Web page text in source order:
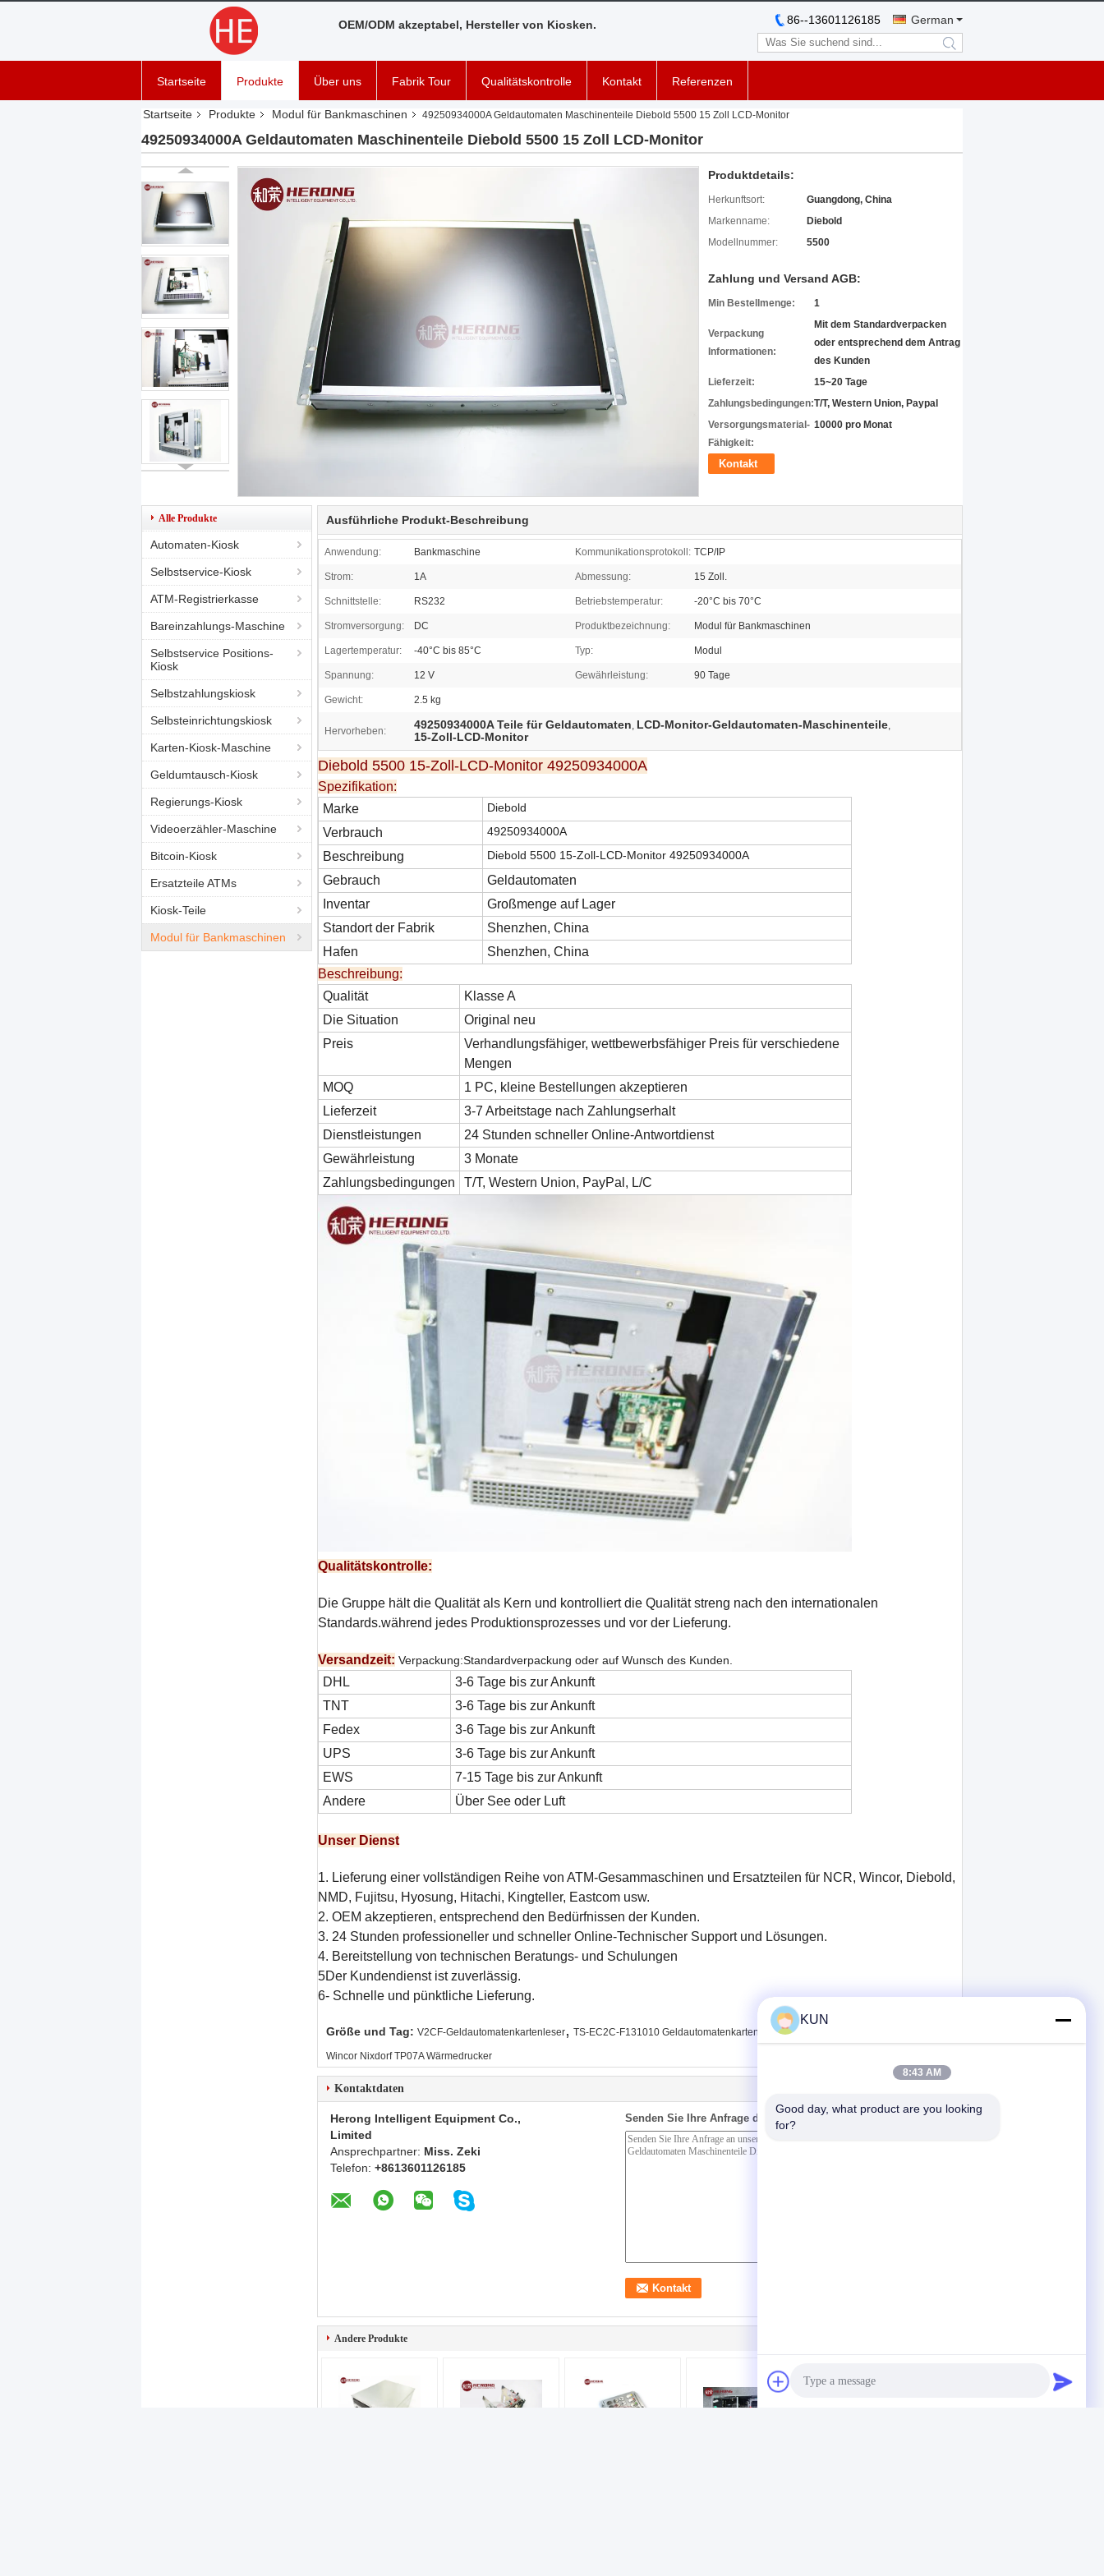
OEM/ODM akzeptabel, Hersteller von Kiosken. German
86--13601126185
search
Startseite Produkte Über uns Fabrik Tour Qualitätskontrolle Kontakt Referenzen
Startseite Produkte Modul für Bankmaschinen 49250934000A Geldautomaten Maschinenteile Diebold 5500 15 Zoll LCD-Monitor
49250934000A Geldautomaten Maschinenteile Diebold 5500 15 Zoll LCD-Monitor
Produktdetails:
Herkunftsort:
Guangdong, China
Markenname:
Diebold
Modellnummer:
5500
Zahlung und Versand AGB:
Min Bestellmenge: 1
Verpackung
Informationen:
Mit dem Standardverpacken
oder entsprechend dem Antrag
des Kunden
Lieferzeit:
15~20 Tage
Zahlungsbedingungen:T/T, Western Union, Paypal
Versorgungsmaterial-
Fähigkeit:
10000 pro Monat
Kontakt
Alle Produkte
Automaten-Kiosk
Selbstservice-Kiosk
ATM-Registrierkasse
Bareinzahlungs-Maschine
Selbstservice Positions-
Kiosk
Selbstzahlungskiosk
Selbsteinrichtungskiosk
Karten-Kiosk-Maschine
Geldumtausch-Kiosk
Regierungs-Kiosk
Videoerzähler-Maschine
Bitcoin-Kiosk
Ersatzteile ATMs
Kiosk-Teile
Modul für Bankmaschinen
Ausführliche Produkt-Beschreibung
Anwendung: Bankmaschine Kommunikationsprotokoll: TCP/IP
Strom: 1A Abmessung: 15 Zoll.
Schnittstelle: RS232 Betriebstemperatur: -20°C bis 70°C
Stromversorgung: DC Produktbezeichnung: Modul für Bankmaschinen
Lagertemperatur: -40°C bis 85°C Typ: Modul
Spannung: 12 V Gewährleistung: 90 Tage
Gewicht: 2.5 kg
Hervorheben: 49250934000A Teile für Geldautomaten, LCD-Monitor-Geldautomaten-Maschinenteile,
15-Zoll-LCD-Monitor
Diebold 5500 15-Zoll-LCD-Monitor 49250934000A
Spezifikation:
Marke
Diebold
Verbrauch 49250934000A
Beschreibung Diebold 5500 15-Zoll-LCD-Monitor 49250934000A
Gebrauch
Geldautomaten
Inventar
Großmenge auf Lager
Standort der Fabrik
Shenzhen, China
Hafen
Shenzhen, China
Beschreibung:
Qualität
Klasse A
Die Situation
Original neu
Preis
Verhandlungsfähiger, wettbewerbsfähiger Preis für verschiedene
Mengen
MOQ
1 PC, kleine Bestellungen akzeptieren
Lieferzeit
3-7 Arbeitstage nach Zahlungserhalt
Dienstleistungen
24 Stunden schneller Online-Antwortdienst
Gewährleistung
3 Monate
Zahlungsbedingungen
T/T, Western Union, PayPal, L/C
Qualitätskontrolle:
Die Gruppe hält die Qualität als Kern und kontrolliert die Qualität streng nach den internationalen
Standards.während jedes Produktionsprozesses und vor der Lieferung.
Versandzeit: Verpackung:Standardverpackung oder auf Wunsch des Kunden.
DHL
3-6 Tage bis zur Ankunft
TNT
3-6 Tage bis zur Ankunft
Fedex
3-6 Tage bis zur Ankunft
UPS
3-6 Tage bis zur Ankunft
EWS
7-15 Tage bis zur Ankunft
Andere
Über See oder Luft
Unser Dienst
1. Lieferung einer vollständigen Reihe von ATM-Gesammaschinen und Ersatzteilen für NCR, Wincor, Diebold,
NMD, Fujitsu, Hyosung, Hitachi, Kingteller, Eastcom usw.
2. OEM akzeptieren, entsprechend den Bedürfnissen der Kunden.
3. 24 Stunden professioneller und schneller Online-Technischer Support und Lösungen.
4. Bereitstellung von technischen Beratungs- und Schulungen
5Der Kundendienst ist zuverlässig.
6- Schnelle und pünktliche Lieferung.
Größe und Tag: V2CF-Geldautomatenkartenleser, TS-EC2C-F131010 Geldautomatenkartenleser,
Wincor Nixdorf TP07A Wärmedrucker
Kontaktdaten
Herong Intelligent Equipment Co.,
Limited
Ansprechpartner: Miss. Zeki
Telefon: +8613601126185
Senden Sie Ihre Anfrage direkt an uns
Andere Produkte
KUN
8:43 AM
Good day, what product are you looking
for?